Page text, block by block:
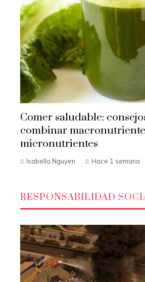
Comer saludable:
combinar
micronutrientes
Isabella Nguyen Hace 1 semana
RESPONSABILIDAD